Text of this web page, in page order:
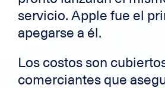
servicio. Apple fue el
apegarse a él.
Los costos son
comerciantes que